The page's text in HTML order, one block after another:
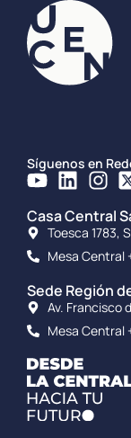
Síguenos en
Casa Central
Toesca 1783,
Mesa Central
Sede Región
Av. Francisco
Mesa Central